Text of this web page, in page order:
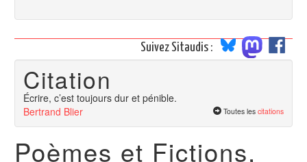
Suivez Sitaudis :
Citation
Écrire, c’est toujours dur et pénible.
Bertrand Blier
Toutes les citations
Poèmes et Fictions,